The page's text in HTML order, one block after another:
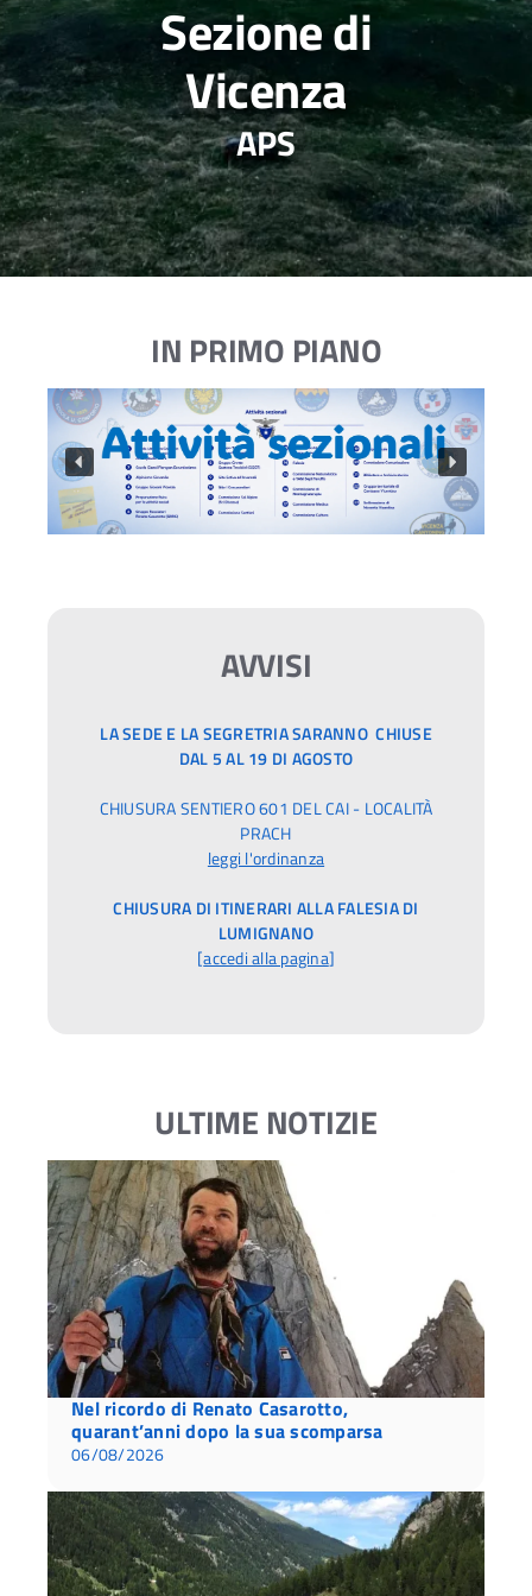
Sezione di
Vicenza
APS
IN PRIMO PIANO
AVVISI
LA SEDE E LA SEGRETRIA SARANNO CHIUSE
DAL 5 AL 19 DI AGOSTO
CHIUSURA SENTIERO 601 DEL CAI - LOCALITÀ
PRACH
leggi l'ordinanza
CHIUSURA DI ITINERARI ALLA FALESIA DI
LUMIGNANO
[accedi alla pagina]
ULTIME NOTIZIE
Nel ricordo di Renato Casarotto,
quarant’anni dopo la sua scomparsa
06/08/2026